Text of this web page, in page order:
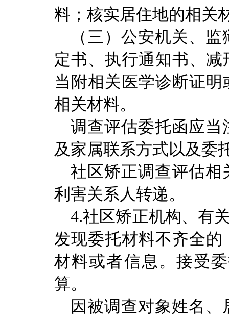
料；核实居住地的相关
（三）公安机关、
定书、执行通知书、
当附相关医学诊断证
相关材料。
调查评估委托函应
及家属联系方式以及委
社区矫正调查评估
利害关系人转递。
4.社区矫正机构、有
发现委托材料不齐全
材料或者信息。接受
算。
因被调查对象姓名